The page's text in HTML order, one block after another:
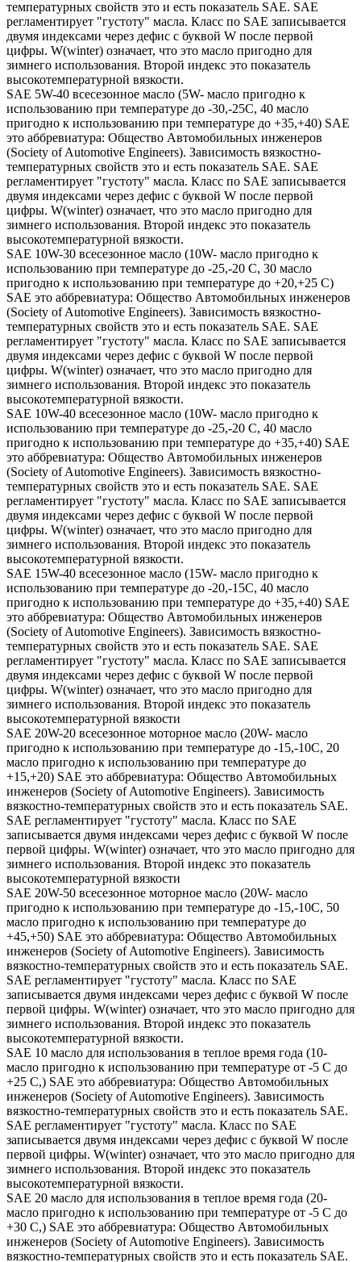
температурных свойств это и есть показатель SAE. SAE
регламентирует "густоту" масла. Класс по SAE записывается
двумя индексами через дефис с буквой W после первой
цифры. W(winter) означает, что это масло пригодно для
зимнего использования. Второй индекс это показатель
высокотемпературной вязкости.
SAE 5W-40 всесезонное масло (5W- масло пригодно к
использованию при температуре до -30,-25С, 40 масло
пригодно к использованию при температуре до +35,+40) SAE
это аббревиатура: Общество Автомобильных инженеров
(Society of Automotive Engineers). Зависимость вязкостно-
температурных свойств это и есть показатель SAE. SAE
регламентирует "густоту" масла. Класс по SAE записывается
двумя индексами через дефис с буквой W после первой
цифры. W(winter) означает, что это масло пригодно для
зимнего использования. Второй индекс это показатель
высокотемпературной вязкости.
SAE 10W-30 всесезонное масло (10W- масло пригодно к
использованию при температуре до -25,-20 С, 30 масло
пригодно к использованию при температуре до +20,+25 С)
SAE это аббревиатура: Общество Автомобильных инженеров
(Society of Automotive Engineers). Зависимость вязкостно-
температурных свойств это и есть показатель SAE. SAE
регламентирует "густоту" масла. Класс по SAE записывается
двумя индексами через дефис с буквой W после первой
цифры. W(winter) означает, что это масло пригодно для
зимнего использования. Второй индекс это показатель
высокотемпературной вязкости.
SAE 10W-40 всесезонное масло (10W- масло пригодно к
использованию при температуре до -25,-20 С, 40 масло
пригодно к использованию при температуре до +35,+40) SAE
это аббревиатура: Общество Автомобильных инженеров
(Society of Automotive Engineers). Зависимость вязкостно-
температурных свойств это и есть показатель SAE. SAE
регламентирует "густоту" масла. Класс по SAE записывается
двумя индексами через дефис с буквой W после первой
цифры. W(winter) означает, что это масло пригодно для
зимнего использования. Второй индекс это показатель
высокотемпературной вязкости.
SAE 15W-40 всесезонное масло (15W- масло пригодно к
использованию при температуре до -20,-15С, 40 масло
пригодно к использованию при температуре до +35,+40) SAE
это аббревиатура: Общество Автомобильных инженеров
(Society of Automotive Engineers). Зависимость вязкостно-
температурных свойств это и есть показатель SAE. SAE
регламентирует "густоту" масла. Класс по SAE записывается
двумя индексами через дефис с буквой W после первой
цифры. W(winter) означает, что это масло пригодно для
зимнего использования. Второй индекс это показатель
высокотемпературной вязкости
SAE 20W-20 всесезонное моторное масло (20W- масло
пригодно к использованию при температуре до -15,-10С, 20
масло пригодно к использованию при температуре до
+15,+20) SAE это аббревиатура: Общество Автомобильных
инженеров (Society of Automotive Engineers). Зависимость
вязкостно-температурных свойств это и есть показатель SAE.
SAE регламентирует "густоту" масла. Класс по SAE
записывается двумя индексами через дефис с буквой W после
первой цифры. W(winter) означает, что это масло пригодно для
зимнего использования. Второй индекс это показатель
высокотемпературной вязкости
SAE 20W-50 всесезонное моторное масло (20W- масло
пригодно к использованию при температуре до -15,-10С, 50
масло пригодно к использованию при температуре до
+45,+50) SAE это аббревиатура: Общество Автомобильных
инженеров (Society of Automotive Engineers). Зависимость
вязкостно-температурных свойств это и есть показатель SAE.
SAE регламентирует "густоту" масла. Класс по SAE
записывается двумя индексами через дефис с буквой W после
первой цифры. W(winter) означает, что это масло пригодно для
зимнего использования. Второй индекс это показатель
высокотемпературной вязкости.
SAE 10 масло для использования в теплое время года (10-
масло пригодно к использованию при температуре от -5 С до
+25 С,) SAE это аббревиатура: Общество Автомобильных
инженеров (Society of Automotive Engineers). Зависимость
вязкостно-температурных свойств это и есть показатель SAE.
SAE регламентирует "густоту" масла. Класс по SAE
записывается двумя индексами через дефис с буквой W после
первой цифры. W(winter) означает, что это масло пригодно для
зимнего использования. Второй индекс это показатель
высокотемпературной вязкости.
SAE 20 масло для использования в теплое время года (20-
масло пригодно к использованию при температуре от -5 С до
+30 С,) SAE это аббревиатура: Общество Автомобильных
инженеров (Society of Automotive Engineers). Зависимость
вязкостно-температурных свойств это и есть показатель SAE.